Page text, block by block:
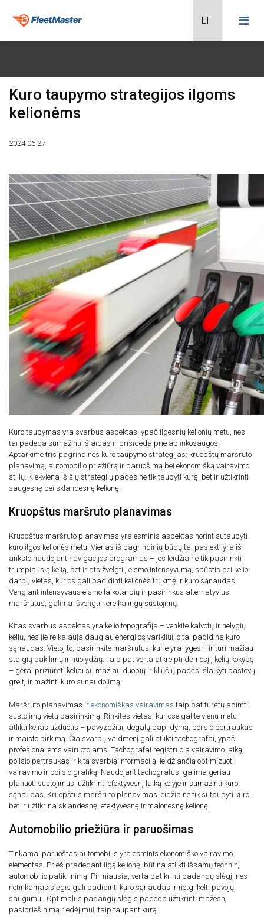
Transporto stebėjimas
Mobilieji sprendimai
Puspriekabių sprendimai
Integracijos
Kuro kontrolė
Nuotolinis tachografo nuskaitymas
Ekonomiškas vairavimas
Vairuotojų darbo laiko planavimas
Individualūs sprendimai
Kuro taupymo strategijos ilgoms
kelionėms
2024 06 27
Kuro taupymas yra svarbus aspektas, ypač ilgesnių kelionių metu, nes
tai padeda sumažinti išlaidas ir prisideda prie aplinkosaugos.
Aptarkime tris pagrindines kuro taupymo strategijas: kruopštų maršruto
planavimą, automobilio priežiūrą ir paruošimą bei ekonomišką vairavimo
stilių. Kiekviena iš šių strategijų padės ne tik taupyti kurą, bet ir užtikrinti
saugesnę bei sklandesnę kelionę.
Kruopštus maršruto planavimas
Kruopštus maršruto planavimas yra esminis aspektas norint sutaupyti
kuro ilgos kelionės metu. Vienas iš pagrindinių būdų tai pasiekti yra iš
anksto naudojant navigacijos programas – jos leidžia ne tik pasirinkti
trumpiausią kelią, bet ir atsižvelgti į eismo intensyvumą, spūstis bei kelio
darbų vietas, kurios gali padidinti kelionės trukmę ir kuro sąnaudas.
Vengiant intensyvaus eismo laikotarpių ir pasirinkus alternatyvius
maršrutus, galima išvengti nereikalingų sustojimų.
Kitas svarbus aspektas yra kelio topografija – venkite kalvotų ir nelygių
kelių, nes jie reikalauja daugiau energijos varikliui, o tai padidina kuro
sąnaudas. Vietoj to, pasirinkite maršrutus, kurie yra lygesni ir turi mažiau
staigių pakilimų ir nuolydžių. Taip pat verta atkreipti dėmesį į kelių kokybę
– gerai prižiūrėti keliai su mažiau duobių ir kliūčių padės išlaikyti pastovų
greitį ir mažinti kuro sunaudojimą.
Maršruto planavimas ir ekonomiškas vairavimas taip pat turėtų apimti
sustojimų vietų pasirinkimą. Rinkitės vietas, kuriose galite vienu metu
atlikti kelias užduotis – pavyzdžiui, degalų papildymą, poilsio pertraukas
ir maisto pirkimą. Čia svarbų vaidmenį gali atlikti tachografai, ypač
profesionaliems vairuotojams. Tachografai registruoja vairavimo laiką,
poilsio pertraukas ir kitą svarbią informaciją, leidžiančią optimizuoti
vairavimo ir poilsio grafiką. Naudojant tachografus, galima geriau
planuoti sustojimus, užtikrinti efektyvesnį laiką kelyje ir sumažinti kuro
sąnaudas. Kruopštus maršruto planavimas leidžia ne tik sutaupyti kuro,
bet ir užtikrina sklandesnę, efektyvesnę ir malonesnę kelionę.
Automobilio priežiūra ir paruošimas
Tinkamai paruoštas automobilis yra esminis ekonomiško vairavimo
elementas. Prieš pradedant ilgą kelionę, būtina atlikti išsamų techninį
automobilio patikrinimą. Pirmiausia, verta patikrinti padangų slėgį, nes
netinkamas slėgis gali padidinti kuro sąnaudas ir netgi kelti pavojų
saugumui. Optimalus padangų slėgis padeda užtikrinti mažesnį
pasipriešinimą riedėjimui, taip taupant kurą.